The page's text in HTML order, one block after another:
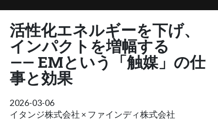
活性化エネルギーを下げ、
インパクトを増幅する
—— EMという「触媒」の仕
事と効果
2026-03-06
イタンジ株式会社 × ファインディ株式会社